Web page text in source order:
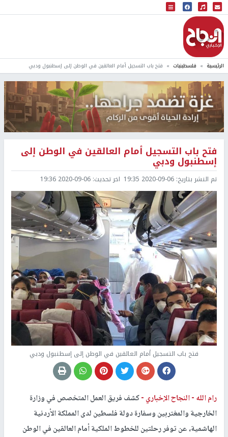
البث المباشر
إذاعة النجاح
الرئيسية فلسطينيات فتح باب التسجيل أمام العالقين في الوطن إلى إسطنبول ودبي
فتح باب التسجيل أمام العالقين في الوطن إلى
إسطنبول ودبي
تم النشر بتاريخ: 2020-09-06 19:35 اخر تحديث: 2020-09-06 19:36
فتح باب التسجيل أمام العالقين في الوطن إلى إسطنبول ودبي
رام الله -النجاح الإخباري -كشف فريق العمل المتخصص في وزارة
الخارجية والمغتربين وسفارة دولة فلسطين لدى المملكة الأردنية
الهاشمية، عن توفر رحلتين للخطوط الملكية أمام العالقين في الوطن